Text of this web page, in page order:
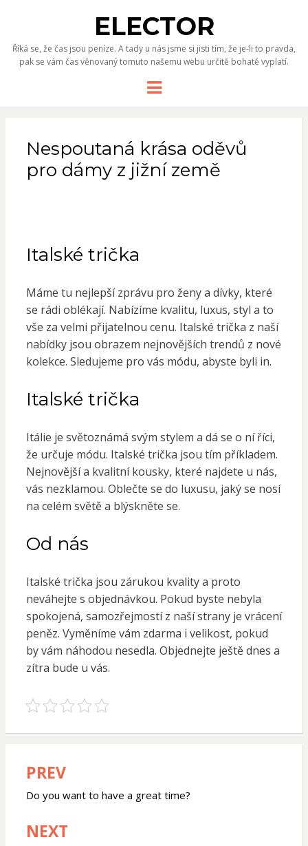
ELECTOR
Říká se, že čas jsou peníze. A tady u nás jsme si jisti tím, že je-li to pravda,
pak se vám čas věnovaný tomuto našemu webu určitě bohatě vyplatí.
Menu
Nespoutaná krása oděvů
pro dámy z jižní země
Italské trička
Máme tu nejlepší zprávu pro ženy a dívky, které
se rádi oblékají. Nabízíme kvalitu, luxus, styl a to
vše za velmi přijatelnou cenu. Italské trička z naší
nabídky jsou obrazem nejnovějších trendů z nové
kolekce. Sledujeme pro vás módu, abyste byli in.
Italské trička
Itálie je světoznámá svým stylem a dá se o ní říci,
že určuje módu. Italské trička jsou tím příkladem.
Nejnovější a kvalitní kousky, které najdete u nás,
vás nezklamou. Oblečte se do luxusu, jaký se nosí
na celém světě a blýskněte se.
Od nás
Italské trička jsou zárukou kvality a proto
neváhejte s objednávkou. Pokud byste nebyla
spokojená, samozřejmostí z naší strany je vrácení
peněz. Vyměníme vám zdarma i velikost, pokud
by vám náhodou nesedla. Objednejte ještě dnes a
zítra bude u vás.
Navigace
pro
příspěvek
PREV
Do you want to have a great time?
NEXT